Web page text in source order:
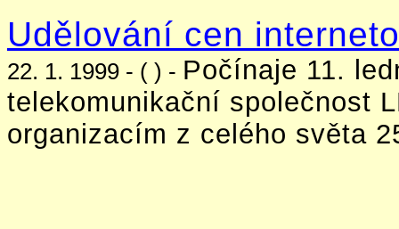
Udělování cen
22. 1. 1999 - ( ) - Počínaje 11.
telekomunikační společnost
organizacím z celého světa